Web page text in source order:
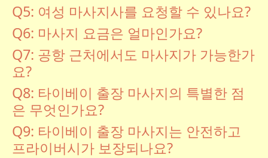
Q5: 여성 마사지사를 요청할 수 있나요?
Q6: 마사지 요금은 얼마인가요?
Q7: 공항 근처에서도 마사지가 가능한가
요?
Q8: 타이베이 출장 마사지의 특별한 점
은 무엇인가요?
Q9: 타이베이 출장 마사지는 안전하고
프라이버시가 보장되나요?